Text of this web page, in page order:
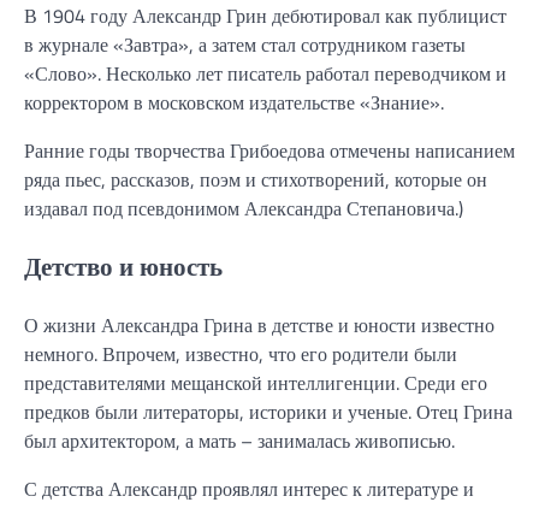
В 1904 году Александр Грин дебютировал как публицист
в журнале «Завтра», а затем стал сотрудником газеты
«Слово». Несколько лет писатель работал переводчиком и
корректором в московском издательстве «Знание».
Ранние годы творчества Грибоедова отмечены написанием
ряда пьес, рассказов, поэм и стихотворений, которые он
издавал под псевдонимом Александра Степановича.)
Детство и юность
О жизни Александра Грина в детстве и юности известно
немного. Впрочем, известно, что его родители были
представителями мещанской интеллигенции. Среди его
предков были литераторы, историки и ученые. Отец Грина
был архитектором, а мать – занималась живописью.
С детства Александр проявлял интерес к литературе и